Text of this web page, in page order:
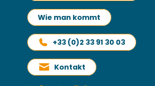
Wie man kommt
+33 (0)2 33 91 30 03
Kontakt